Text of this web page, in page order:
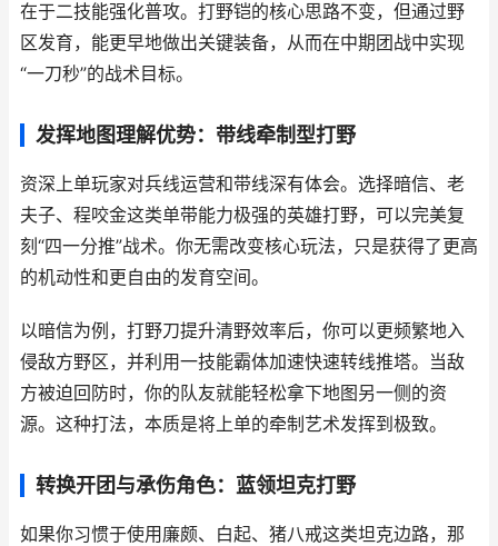
在于二技能强化普攻。打野铠的核心思路不变，但通过野
区发育，能更早地做出关键装备，从而在中期团战中实现
“一刀秒”的战术目标。
发挥地图理解优势：带线牵制型打野
资深上单玩家对兵线运营和带线深有体会。选择暗信、老
夫子、程咬金这类单带能力极强的英雄打野，可以完美复
刻“四一分推”战术。你无需改变核心玩法，只是获得了更高
的机动性和更自由的发育空间。
以暗信为例，打野刀提升清野效率后，你可以更频繁地入
侵敌方野区，并利用一技能霸体加速快速转线推塔。当敌
方被迫回防时，你的队友就能轻松拿下地图另一侧的资
源。这种打法，本质是将上单的牵制艺术发挥到极致。
转换开团与承伤角色：蓝领坦克打野
如果你习惯于使用廉颇、白起、猪八戒这类坦克边路，那